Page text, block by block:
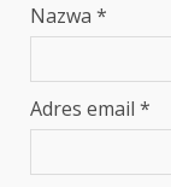
Nazwa *
Adres email *